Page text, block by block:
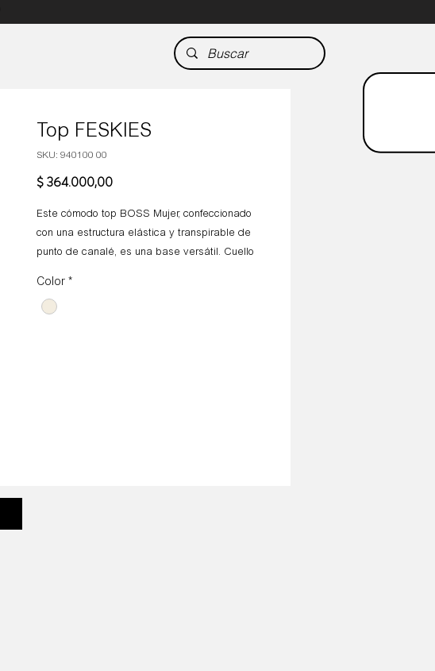
Top FESKIES
SKU: 940100 00
$ 364.000,00Precio
Este cómodo top BOSS Mujer, confeccionado
con una estructura elástica y transpirable de
punto de canalé, es una base versátil. Cuello
Composición: 76% viscosa 24% poliamida
Color *